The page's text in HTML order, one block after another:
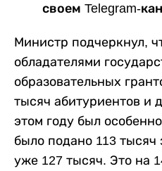
своем Telegram-
Министр подчеркнул,
обладателями
образовательных
тысяч абитуриентов и
этом году был
было подано 113 тысяч
уже 127 тысяч. Это на